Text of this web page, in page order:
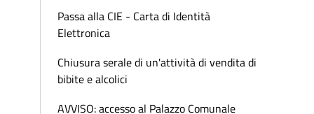
Passa alla CIE - Carta di Identità
Elettronica
Chiusura serale di un'attività di vendita di
bibite e alcolici
AVVISO: accesso al Palazzo Comunale